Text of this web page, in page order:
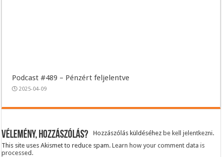
Podcast #489 – Pénzért feljelentve
2025-04-09
Vélemény, hozzászólás? Hozzászólás küldéséhez be kell jelentkezni.
This site uses Akismet to reduce spam.Learn how your comment data is
processed.